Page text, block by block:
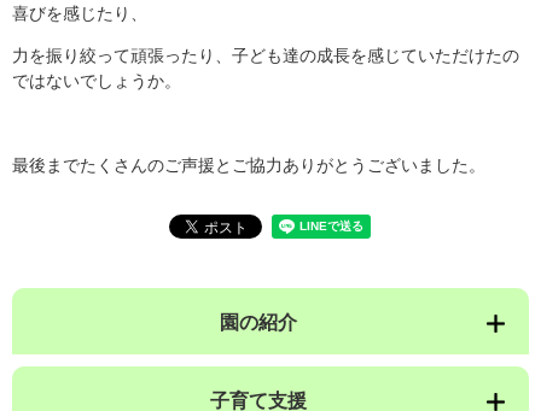
喜びを感じたり、
力を振り絞って頑張ったり、子ども達の成長を感じていただけたの
ではないでしょうか。
最後までたくさんのご声援とご協力ありがとうございました。
園の紹介
子育て支援